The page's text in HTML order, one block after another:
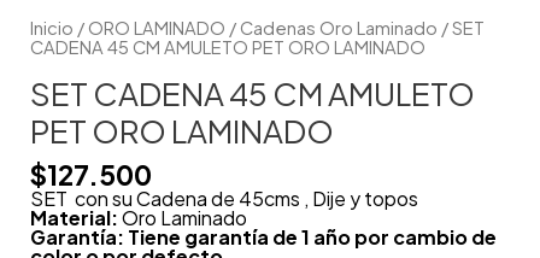
Inicio / ORO LAMINADO / Cadenas Oro Laminado / SET
CADENA 45 CM AMULETO PET ORO LAMINADO
SET CADENA 45 CM AMULETO
PET ORO LAMINADO
$127.500
SET con su Cadena de 45cms , Dije y topos
Material:Oro Laminado
Garantía: Tiene garantía de 1 año por cambio de